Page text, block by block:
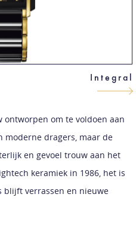
Integral
ontworpen om te voldoen aan
moderne dragers, maar de
en gevoel trouw aan het
keramiek in 1986, het is
blijft verrassen en nieuwe